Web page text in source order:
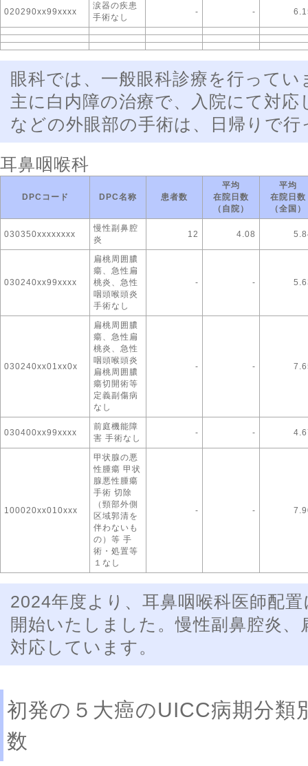
020290xx99xxxx
涙器の疾患
手術なし
- -
眼科では、一般眼科診療を行って
主に白内障の治療で、入院にて対
などの外眼部の手術は、日帰りで
耳鼻咽喉科
DPCコード DPC名称 患者数
平均
在院日数
（自院）
平均
在院日数
（全国）
030350xxxxxxxx
慢性副鼻腔
炎
12 4.08
030240xx99xxxx
扁桃周囲膿
瘍、急性扁
桃炎、急性
咽頭喉頭炎
手術なし
- -
030240xx01xx0x
扁桃周囲膿
瘍、急性扁
桃炎、急性
咽頭喉頭炎
扁桃周囲膿
瘍切開術等
定義副傷病
なし
- -
030400xx99xxxx
前庭機能障
害 手術なし
- -
100020xx010xxx
甲状腺の悪
性腫瘍 甲状
腺悪性腫瘍
手術 切除
（頸部外側
区域郭清を
伴わないも
の）等 手
術・処置等
１なし
- -
2024年度より、耳鼻咽喉科医師配
開始いたしました。慢性副鼻腔炎
対応しています。
初発の５大癌のUICC病期分類
数